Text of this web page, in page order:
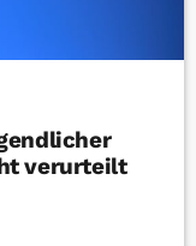
verurteilt